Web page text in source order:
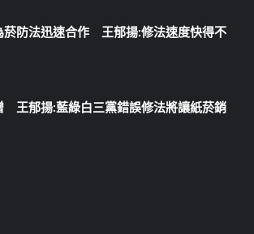
菸防法迅速合作 王郁揚:修法速度快得不
王郁揚:藍綠白三黨錯誤修法將讓紙菸銷